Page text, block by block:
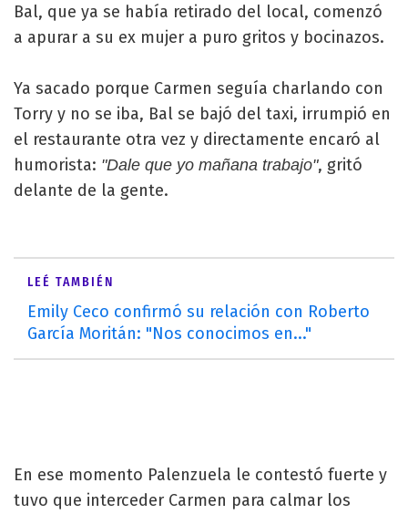
Bal, que ya se había retirado del local, comenzó
a apurar a su ex mujer a puro gritos y bocinazos.
Ya sacado porque Carmen seguía charlando con
Torry y no se iba, Bal se bajó del taxi, irrumpió en
el restaurante otra vez y directamente encaró al
humorista: "Dale que yo mañana trabajo", gritó
delante de la gente.
LEÉ TAMBIÉN
Emily Ceco confirmó su relación con Roberto
García Moritán: "Nos conocimos en..."
En ese momento Palenzuela le contestó fuerte y
tuvo que interceder Carmen para calmar los